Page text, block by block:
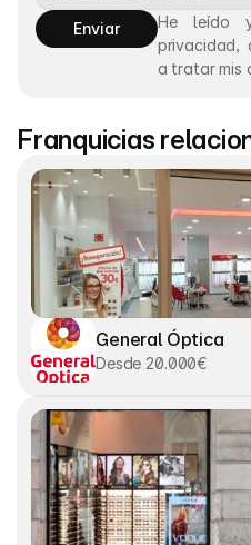
Enviar
He leído
privacidad,
a tratar mis
Franquicias
General Óptica
Desde 20.000€